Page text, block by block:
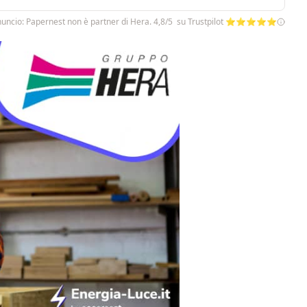
Papernest non è partner di Hera. 4,8/5 su Trustpilot ⭐⭐⭐⭐⭐